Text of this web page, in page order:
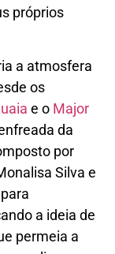
próprios
a atmosfera
os
e o Major
da
por
Silva e
a ideia de
permeia a